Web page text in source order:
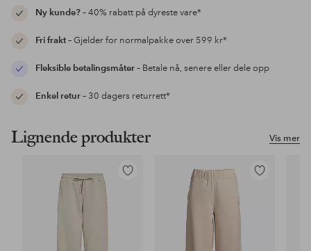
Ny kunde?– 40% rabatt på dyreste vare*
Fri frakt– Gjelder for normalpakke over 599 kr*
Fleksible betalingsmåter– Betale nå, senere eller dele opp
Enkel retur– 30 dagers returrett*
Vis mer
Lignende produkter
Legg
Legg